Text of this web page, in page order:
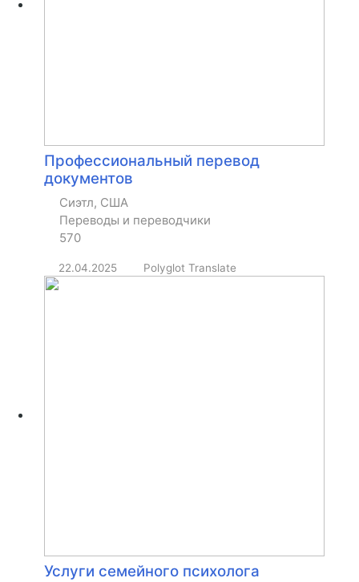
Профессиональный перевод
документов
Сиэтл, США
Переводы и переводчики
570
22.04.2025 Polyglot Translate
Услуги семейного психолога